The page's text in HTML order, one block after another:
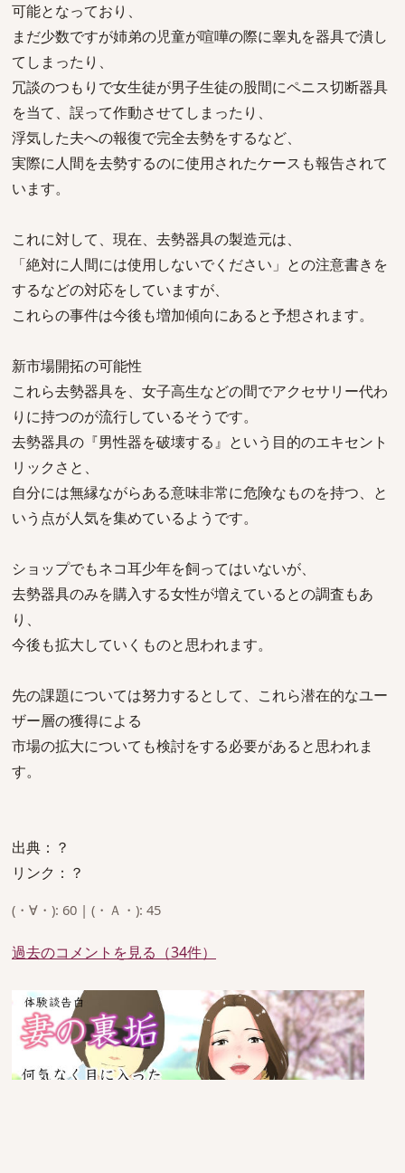
可能となっており、
まだ少数ですが姉弟の児童が喧嘩の際に睾丸を器具で潰し
てしまったり、
冗談のつもりで女生徒が男子生徒の股間にペニス切断器具
を当て、誤って作動させてしまったり、
浮気した夫への報復で完全去勢をするなど、
実際に人間を去勢するのに使用されたケースも報告されて
います。
これに対して、現在、去勢器具の製造元は、
「絶対に人間には使用しないでください」との注意書きを
するなどの対応をしていますが、
これらの事件は今後も増加傾向にあると予想されます。
新市場開拓の可能性
これら去勢器具を、女子高生などの間でアクセサリー代わ
りに持つのが流行しているそうです。
去勢器具の『男性器を破壊する』という目的のエキセント
リックさと、
自分には無縁ながらある意味非常に危険なものを持つ、と
いう点が人気を集めているようです。
ショップでもネコ耳少年を飼ってはいないが、
去勢器具のみを購入する女性が増えているとの調査もあ
り、
今後も拡大していくものと思われます。
先の課題については努力するとして、これら潜在的なユー
ザー層の獲得による
市場の拡大についても検討をする必要があると思われま
す。
出典：？
リンク：？
(・∀・): 60 | (・Ａ・): 45
過去のコメントを見る（34件）